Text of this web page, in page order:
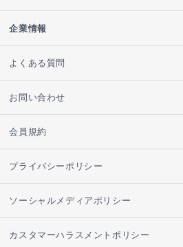
企業情報
よくある質問
お問い合わせ
会員規約
プライバシーポリシー
ソーシャルメディアポリシー
カスタマーハラスメントポリシー